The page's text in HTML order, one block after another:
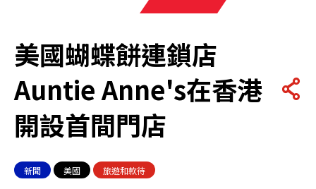
美國蝴蝶餅連鎖店
Auntie Anne's在香港
開設首間門店
新聞 美國 旅遊和款待